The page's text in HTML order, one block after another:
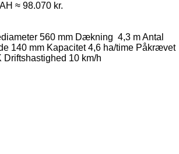
≈ 98.070 kr.
560 mm Dækning 4,3 mAntal
140 mm Kapacitet 4,6 ha/time Påkrævet
Driftshastighed 10 km/h